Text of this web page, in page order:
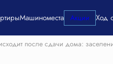
Машиноместа Акции Ход
после сдачи дома: